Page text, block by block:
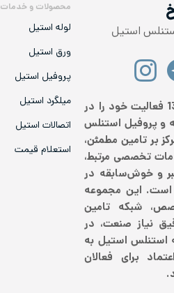
استیل
استیل رخ از سال 1386 فعالیت خود را در
و پروفیل استنلس
بر تامین مطمئن،
تخصصی مرتبط،
و خوش‌سابقه در
است. این مجموعه
شبکه تامین
نیاز صنعت، در
استنلس استیل به
برای فعالان
محصولات و خدمات
لوله استیل
ورق استیل
پروفیل استیل
میلگرد استیل
اتصالات استیل
استعلام قیمت